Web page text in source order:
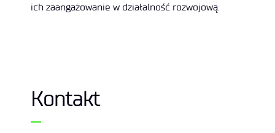
ich zaangażowanie w działalność rozwojową.
Kontakt